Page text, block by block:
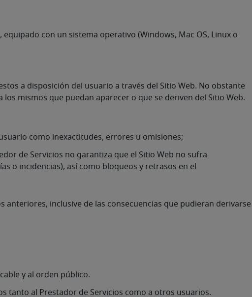
con un sistema operativo (Windows, Mac OS, Linux o
a disposición del usuario a través del Sitio Web. No obstante
mismos que puedan aparecer o que se deriven del Sitio Web.
como inexactitudes, errores u omisiones;
de Servicios no garantiza que el Sitio Web no sufra
o incidencias), así como bloqueos y retrasos en el
anteriores, inclusive de las consecuencias que pudieran derivarse
y al orden público.
tanto al Prestador de Servicios como a otros usuarios.